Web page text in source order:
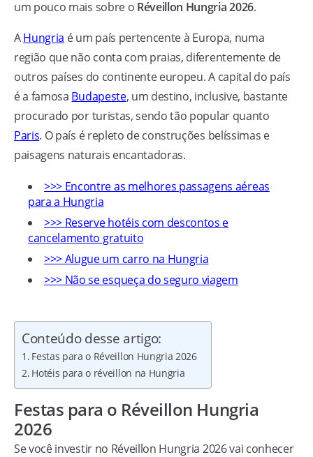
um pouco mais sobre o Réveillon Hungria 2026.
AHungria é um país pertencente à Europa, numa
região que não conta com praias, diferentemente de
outros países do continente europeu. A capital do país
é a famosa Budapeste, um destino, inclusive, bastante
procurado por turistas, sendo tão popular quanto
Paris. O país é repleto de construções belíssimas e
paisagens naturais encantadoras.
>>> Encontre as melhores passagens aéreas
para a Hungria
>>> Reserve hotéis com descontos e
cancelamento gratuito
>>> Alugue um carro na Hungria
>>> Não se esqueça do seguro viagem
Conteúdo desse artigo:
Festas para o Réveillon Hungria 2026
Hotéis para o réveillon na Hungria
Festas para o Réveillon Hungria
2026
Se você investir no Réveillon Hungria 2026 vai conhecer